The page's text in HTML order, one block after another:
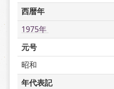
西暦年
1975年
元号
昭和
年代表記